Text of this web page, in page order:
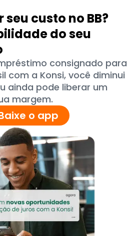
seu custo no BB?
do seu
consignado para
com a Konsi, você diminui
ainda pode liberar um
margem.
o app